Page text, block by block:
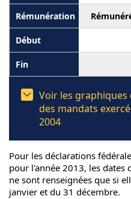
Voir les
des mandats
2004
Pour les déclarations
pour l'année 2013, les dates
ne sont renseignées que si
janvier et du 31 décembre.